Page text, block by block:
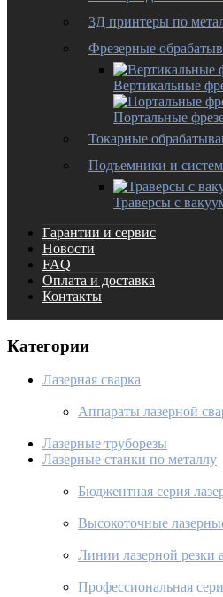
3Д принтеры по
Фрезерные
Вертикальные
Портальные
Токарные
Подъемники и
Траверсы с
Гарантии и сервис
Новости
FAQ
Оплата и доставка
Контакты
Категории
Лазерная сварка
Аппараты лазерной
Лазерные труборезы
Лазерные станки по металлу
Бюджентная серия
Высокоточные
Линии лазерной резки
Профессиональная